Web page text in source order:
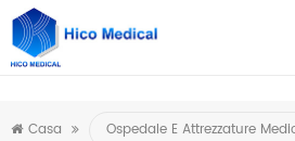
https://www.microsoft.com/en-us/
Casa
Ospedale E Attrezzature